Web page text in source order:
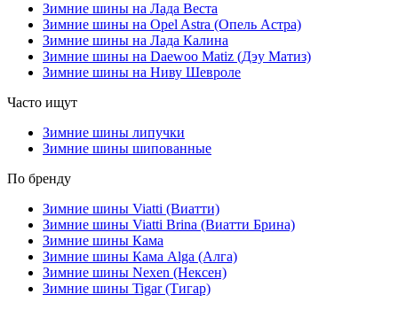
Зимние шины на Лада Веста
Зимние шины на Opel Astra (Опель Астра)
Зимние шины на Лада Калина
Зимние шины на Daewoo Matiz (Дэу Матиз)
Зимние шины на Ниву Шевроле
Часто ищут
Зимние шины липучки
Зимние шины шипованные
По бренду
Зимние шины Viatti (Виатти)
Зимние шины Viatti Brina (Виатти Брина)
Зимние шины Кама
Зимние шины Кама Alga (Алга)
Зимние шины Nexen (Нексен)
Зимние шины Tigar (Тигар)